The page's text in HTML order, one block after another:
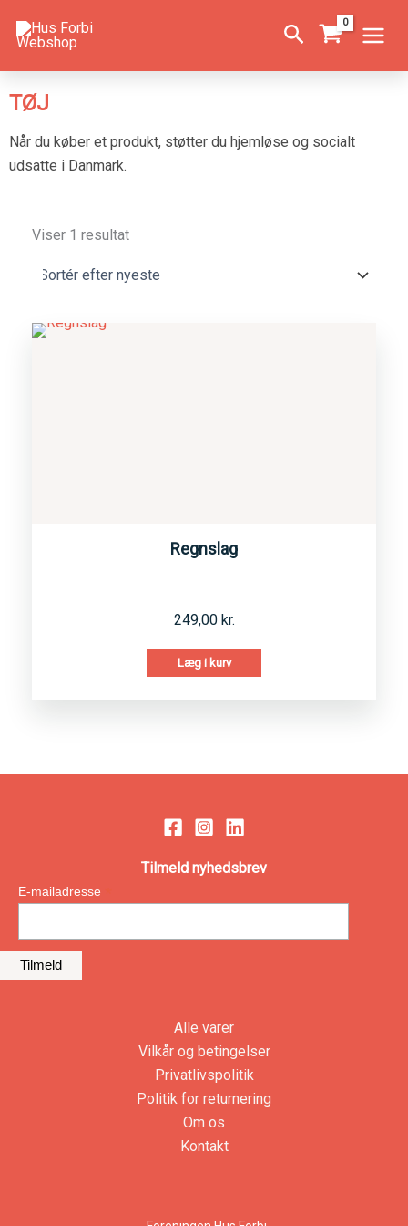
Søg
TØJ
Når du køber et produkt, støtter du hjemløse og socialt
udsatte i Danmark.
Viser 1 resultat
Regnslag
249,00 kr.
Læg i kurv
Tilmeld nyhedsbrev
E-mailadresse
Alle varer
Vilkår og betingelser
Privatlivspolitik
Politik for returnering
Om os
Kontakt